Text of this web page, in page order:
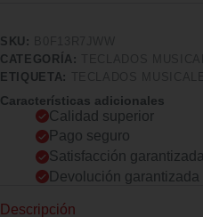
SKU:
CATEGORÍA:
ETIQUETA:
Características adicionales
Calidad superior
Pago seguro
Satisfacción garantizada
Devolución garantizada
Descripción